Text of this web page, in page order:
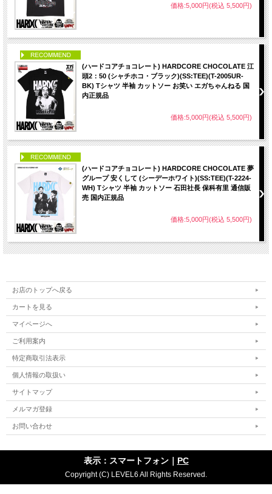
価格:5,000円(税込 5,500円)
(ハードコアチョコレート) HARDCORE CHOCOLATE 江
頭2：50 (シャチホコ・ブラック)(SS:TEE)(T-2005UR-
BK) Tシャツ 半袖 カットソー お笑い エガちゃんねる 国
内正規品
価格:5,000円(税込 5,500円)
(ハードコアチョコレート) HARDCORE CHOCOLATE 夢
グループ 安くして (シーデーホワイト)(SS:TEE)(T-2224-
WH) Tシャツ 半袖 カットソー 石田社長 保科有里 通信販
売 国内正規品
価格:5,000円(税込 5,500円)
お店のトップへ戻る
カートを見る
マイページへ
ご利用案内
特定商取引法表示
個人情報の取扱い
サイトマップ
メルマガ登録
お問い合わせ
表示：スマートフォン｜ PC
Copyright (C) LEVEL6 All Rights Reserved.